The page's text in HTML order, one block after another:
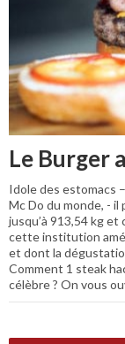
Le Burger
Idole des estomacs
Mc Do du monde, - il
jusqu’à 913,54 kg
cette institution
et dont la
Comment 1 steak
célèbre ? On vous